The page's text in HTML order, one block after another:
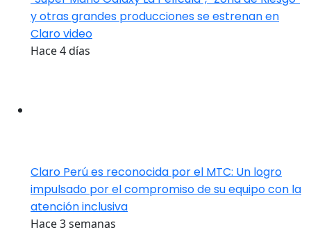
y otras grandes producciones se estrenan en
Claro video
Hace 4 días
Claro Perú es reconocida por el MTC: Un logro
impulsado por el compromiso de su equipo con la
atención inclusiva
Hace 3 semanas